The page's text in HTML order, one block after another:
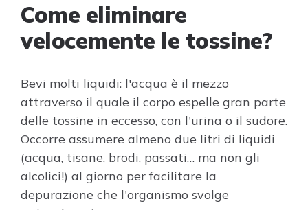
Come eliminare
velocemente le tossine?
Bevi molti liquidi: l'acqua è il mezzo
attraverso il quale il corpo espelle gran parte
delle tossine in eccesso, con l'urina o il sudore.
Occorre assumere almeno due litri di liquidi
(acqua, tisane, brodi, passati… ma non gli
alcolici!) al giorno per facilitare la
depurazione che l'organismo svolge